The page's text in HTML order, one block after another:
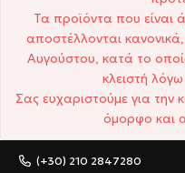
Τα προϊόντα που είναι
αποστέλλονται
Αυγούστου, κατά το
κλειστή
Σας ευχαριστούμε για την
όμορφο και
(+30) 210 2847280